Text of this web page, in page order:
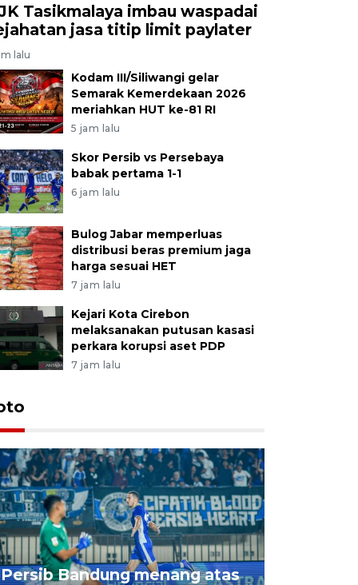
Tasikmalaya imbau waspadai
jasa titip limit paylater
lalu
Kodam III/Siliwangi gelar
Semarak Kemerdekaan 2026
meriahkan HUT ke-81 RI
5 jam lalu
Skor Persib vs Persebaya
babak pertama 1-1
6 jam lalu
Bulog Jabar memperluas
distribusi beras premium jaga
harga sesuai HET
7 jam lalu
Kejari Kota Cirebon
melaksanakan putusan kasasi
perkara korupsi aset PDP
7 jam lalu
Persib Bandung menang atas